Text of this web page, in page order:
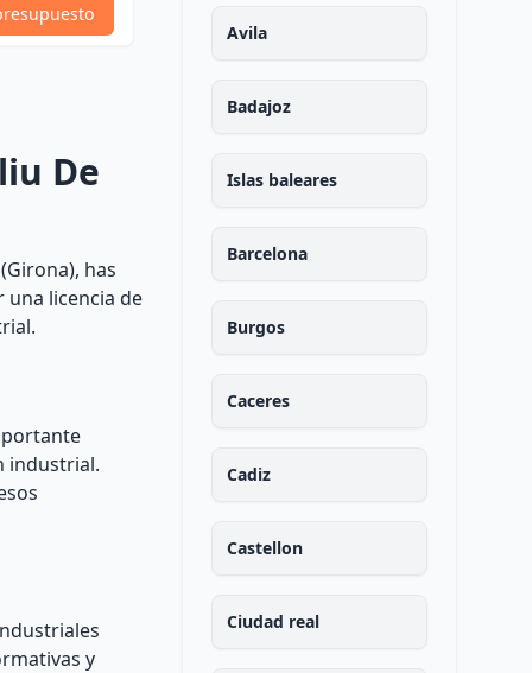
De
has
licencia de
industrial.
y
Avila
Badajoz
Islas baleares
Barcelona
Burgos
Caceres
Cadiz
Castellon
Ciudad real